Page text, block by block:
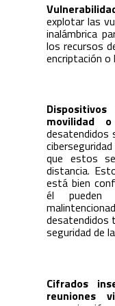
explotar las
inalámbrica
los recursos
encriptación o
movilidad
desatendidos
que estos
distancia.
está bien
él pueden
desatendidos
seguridad de
Cifrados
reuniones